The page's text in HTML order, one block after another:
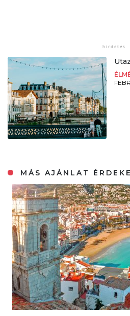
MÁS AJÁNLAT